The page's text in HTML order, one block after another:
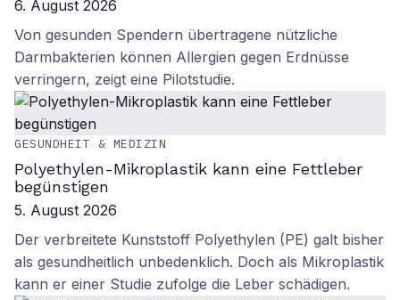
6. August 2026
Von gesunden Spendern übertragene nützliche
Darmbakterien können Allergien gegen Erdnüsse
verringern, zeigt eine Pilotstudie.
GESUNDHEIT & MEDIZIN
Polyethylen-Mikroplastik kann eine Fettleber
begünstigen
5. August 2026
Der verbreitete Kunststoff Polyethylen (PE) galt bisher
als gesundheitlich unbedenklich. Doch als Mikroplastik
kann er einer Studie zufolge die Leber schädigen.